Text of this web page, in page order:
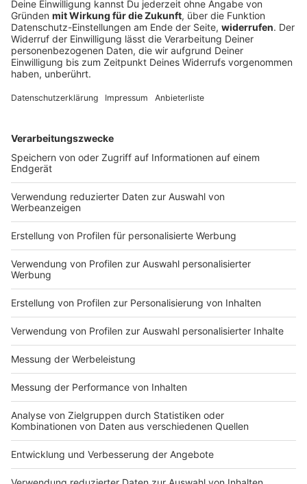
SUMMER BREEZE Open Air: Festival offiziell auf 2022
verschoben
Wir hatten trotz allem weiter gehofft, aber nun ist es
offiziell: Das SUMMER BREEZE Open Air wird 2021 nicht
stattfinden. Wir sind traurig, freuen uns umso mehr auf
gesammelt.
DEINE GEMERKTEN ARTIKEL
Du hast dir noch keine Artikel gemerkt
Markiere sie hierfür mit einem
Nutzungsbedingungen
Impressum
Das Band-ABC
Jobs
Kontakt
ROCK ANTENNE
Region wechseln